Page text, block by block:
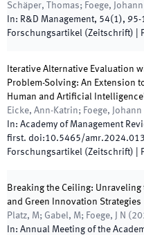
Schäper, Thomas; Foege,
In: R&D Management, 54(1), 95-
Forschungsartikel (Zeitschrift) |
Iterative Alternative Evaluation
Problem-Solving: An Extension
Human and Artificial
Eicke, Ann-Katrin; Foege,
In: Academy of Management
first. doi:10.5465/
Forschungsartikel (Zeitschrift) |
Breaking the Ceiling: Unraveling
and Green Innovation Strategies
Platz, M; Gabel, M; Foege, J N (
In: Annual Meeting of the